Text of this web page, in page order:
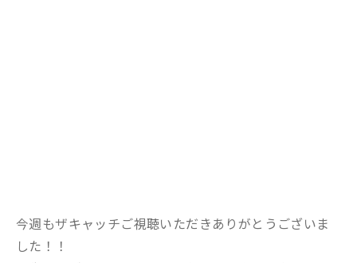
今週もザキャッチご視聴いただきありがとうございま
した！！